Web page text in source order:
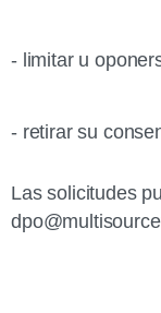
- limitar u
- retirar su
Las solicitudes